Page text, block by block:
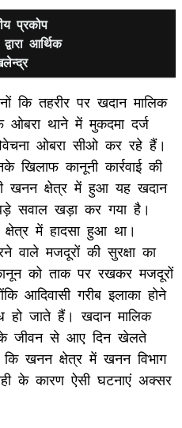
प्रकोप
आर्थिक
कि तहरीर पर खदान मालिक
थाने में मुकदमा दर्ज
ओबरा सीओ कर रहे हैं।
खिलाफ कानूनी कार्रवाई की
खनन क्षेत्र में हुआ यह खदान
सवाल खड़ा कर गया है।
में हादसा हुआ था।
मजदूरों की सुरक्षा का
को ताक पर रखकर मजदूरों
आदिवासी गरीब इलाका होने
जाते हैं। खदान मालिक
जीवन से आए दिन खेलते
खनन क्षेत्र में खनन विभाग
के कारण ऐसी घटनाएं अक्सर